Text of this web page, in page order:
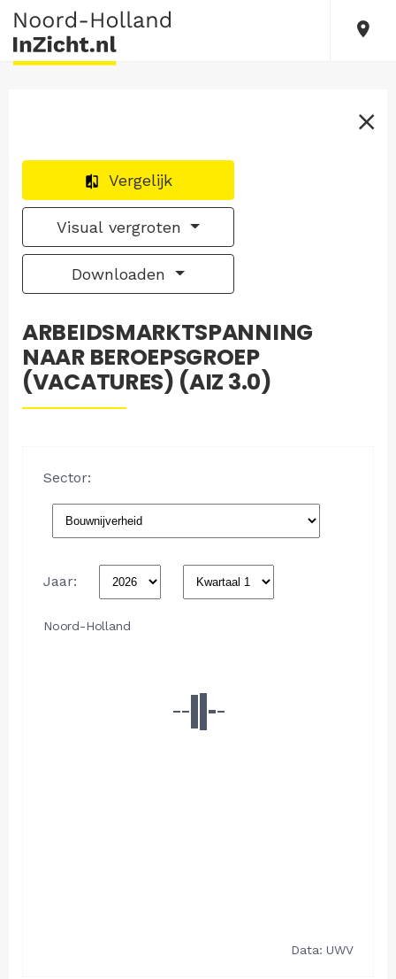
Vergelijk
Visual vergroten
Downloaden
ARBEIDSMARKTSPANNING
NAAR BEROEPSGROEP
(VACATURES) (AIZ 3.0)